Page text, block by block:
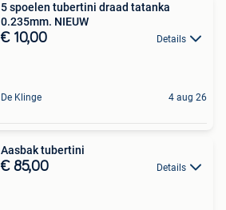
5 spoelen tubertini draad tatanka
0.235mm. NIEUW
€ 10,00 Details
De Klinge 4 aug 26
Aasbak tubertini
€ 85,00 Details